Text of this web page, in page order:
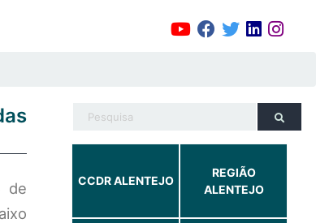
de
CCDR ALENTEJO
REGIÃO
ALENTEJO